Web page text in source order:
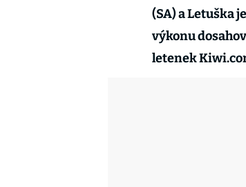
(SA) a Letuška
výkonu
letenek